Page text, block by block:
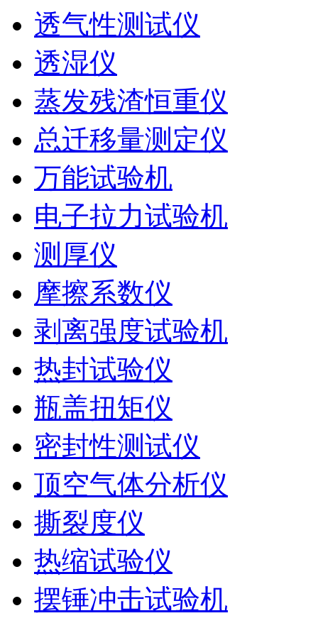
透气性测试仪
透湿仪
蒸发残渣恒重仪
总迁移量测定仪
万能试验机
电子拉力试验机
测厚仪
摩擦系数仪
剥离强度试验机
热封试验仪
瓶盖扭矩仪
密封性测试仪
顶空气体分析仪
撕裂度仪
热缩试验仪
摆锤冲击试验机